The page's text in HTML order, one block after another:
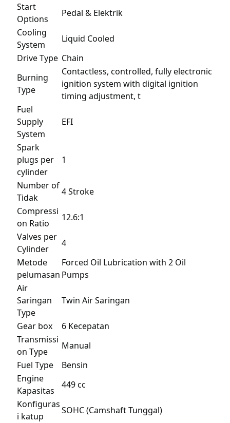
Start
Options
Pedal & Elektrik
Cooling
System
Liquid Cooled
Drive Type Chain
Burning
Type
Contactless, controlled, fully electronic
ignition system with digital ignition
timing adjustment, t
Fuel
Supply
System
EFI
Spark
plugs per
cylinder
1
Number of
Tidak
4 Stroke
Compressi
on Ratio
12.6:1
Valves per
Cylinder
4
Metode
pelumasan
Forced Oil Lubrication with 2 Oil
Pumps
Air
Saringan
Type
Twin Air Saringan
Gear box
6 Kecepatan
Transmissi
on Type
Manual
Fuel Type
Bensin
Engine
Kapasitas
449 cc
Konfiguras
i katup
SOHC (Camshaft Tunggal)